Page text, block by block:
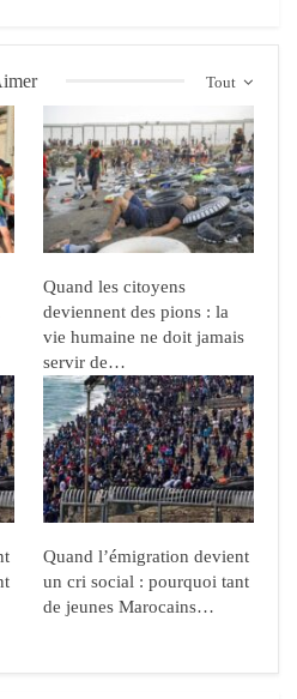
Tout
Quand les citoyens
deviennent des pions : la
vie humaine ne doit jamais
servir de…
Quand l’émigration devient
un cri social : pourquoi tant
de jeunes Marocains…